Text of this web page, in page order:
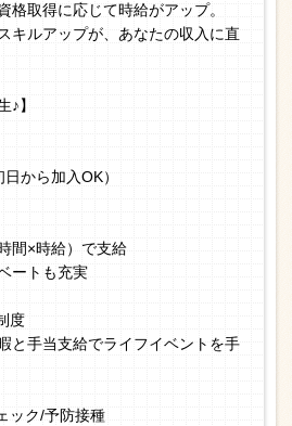
格取得に応じて時給がアップ。
キルアップが、あなたの収入に直
♪】
から加入OK）
間×時給）で支給
ートも充実
度
と手当支給でライフイベントを手
ック/予防接種